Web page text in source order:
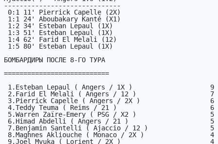
------------------------------
БОМБАРДИРЫ ПОСЛЕ 8-ГО ТУРА
===========================